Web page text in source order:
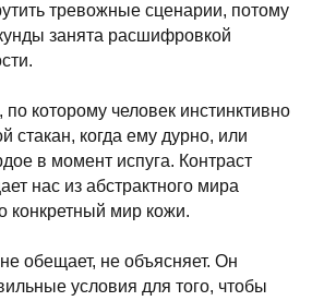
тревожные сценарии, потому
занята расшифровкой
которому человек инстинктивно
стакан, когда ему дурно, или
в момент испуга. Контраст
нас из абстрактного мира
конкретный мир кожи.
обещает, не объясняет. Он
условия для того, чтобы